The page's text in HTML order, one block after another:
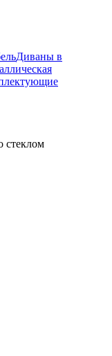
Диваны в
стеклом